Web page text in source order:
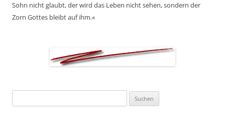
Sohn nicht glaubt, der wird das Leben nicht sehen, sondern der
Zorn Gottes bleibt auf ihm.«
nach: